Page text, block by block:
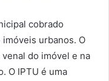
cobrado
urbanos. O
do imóvel e na
O IPTU é uma